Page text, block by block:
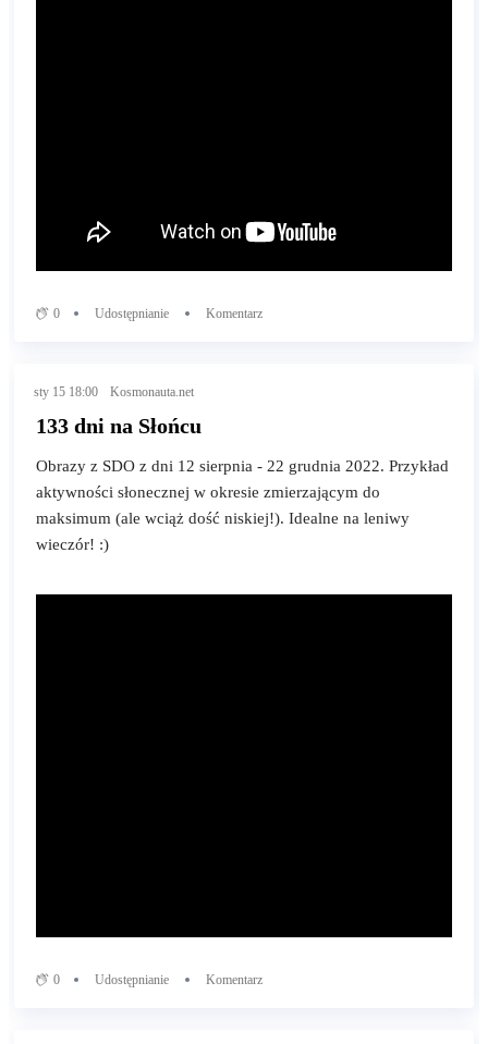
0 Udostępnianie Komentarz
sty 15 18:00 Kosmonauta.net
133 dni na Słońcu
Obrazy z SDO z dni 12 sierpnia - 22 grudnia 2022. Przykład
aktywności słonecznej w okresie zmierzającym do
maksimum (ale wciąż dość niskiej!). Idealne na leniwy
wieczór! :)
0 Udostępnianie Komentarz